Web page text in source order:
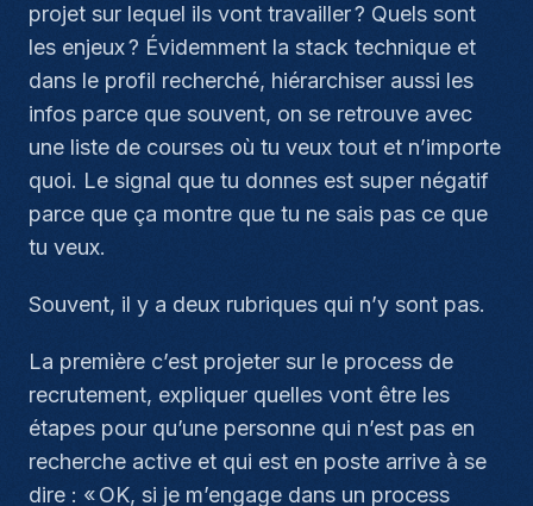
projet sur lequel ils vont travailler ? Quels sont
les enjeux ? Évidemment la stack technique et
dans le profil recherché, hiérarchiser aussi les
infos parce que souvent, on se retrouve avec
une liste de courses où tu veux tout et n’importe
quoi. Le signal que tu donnes est super négatif
parce que ça montre que tu ne sais pas ce que
tu veux.
Souvent, il y a deux rubriques qui n’y sont pas.
La première c’est projeter sur le process de
recrutement, expliquer quelles vont être les
étapes pour qu’une personne qui n’est pas en
recherche active et qui est en poste arrive à se
dire : « OK, si je m’engage dans un process